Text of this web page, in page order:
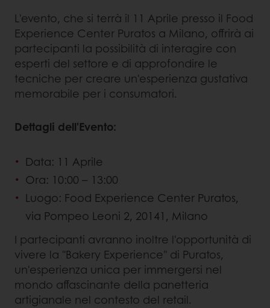
L'evento, che si terrà il 11 Aprile presso il Food
Experience Center Puratos a Milano, offrirà ai
partecipanti la possibilità di interagire con
esperti del settore e di approfondire le
tecniche per creare un'esperienza gustativa
memorabile per i consumatori.
Dettagli dell'Evento:
Data: 11 Aprile
Ora: 10:00 – 13:00
Luogo: Food Experience Center Puratos,
via Pompeo Leoni 2, 20141, Milano
I partecipanti avranno inoltre l'opportunità di
vivere la "Bakery Experience" di Puratos,
un'esperienza unica per immergersi nel
mondo affascinante della panetteria
artigianale nel contesto del retail.